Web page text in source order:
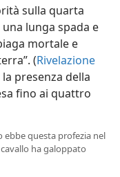
sulla quarta
lunga spada e
mortale e
(Rivelazione
presenza della
fino ai quattro
ebbe questa profezia nel
ha galoppato